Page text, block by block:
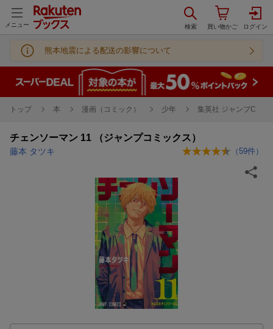
メニュー
熊本地震による配送の影響について
トップ 本 漫画（コミック） 少年 集英社 ジャンプC
チェンソーマン 11 （ジャンプコミックス）
藤本 タツキ （59件）